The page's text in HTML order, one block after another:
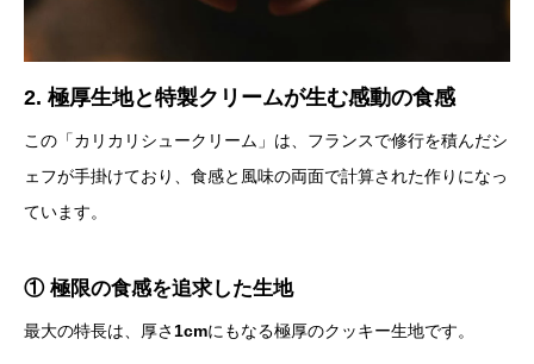
2. 極厚生地と特製クリームが生む感動の食感
この「カリカリシュークリーム」は、フランスで修行を積んだシ
ェフが手掛けており、食感と風味の両面で計算された作りになっ
ています。
① 極限の食感を追求した生地
最大の特長は、厚さ1cmにもなる極厚のクッキー生地です。